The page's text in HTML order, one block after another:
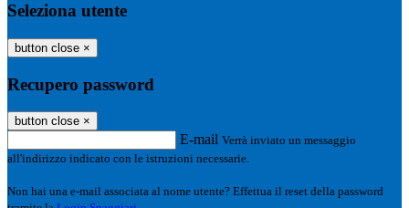
Seleziona utente
button close ×
Recupero password
button close ×
E-mail Verrà inviato un messaggio
all'indirizzo indicato con le istruzioni necessarie.
Non hai una e-mail associata al nome utente? Effettua il reset della password